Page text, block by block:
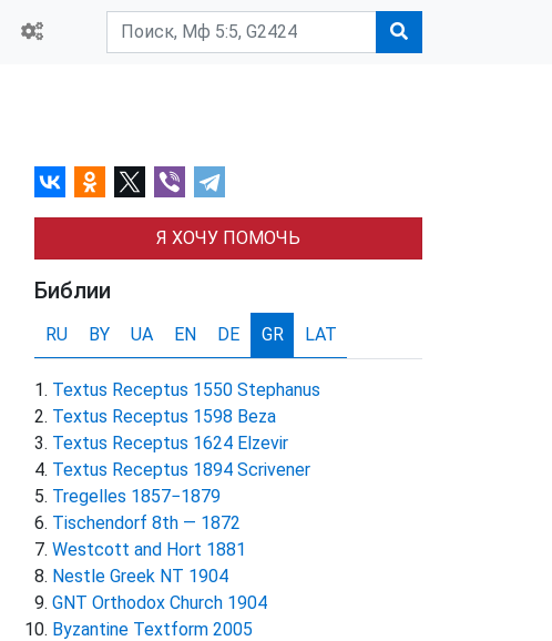
Я ХОЧУ ПОМОЧЬ
Библии
RU BY UA EN DE GR LAT
Textus Receptus 1550 Stephanus
Textus Receptus 1598 Beza
Textus Receptus 1624 Elzevir
Textus Receptus 1894 Scrivener
Tregelles 1857−1879
Tischendorf 8th — 1872
Westcott and Hort 1881
Nestle Greek NT 1904
GNT Orthodox Church 1904
Byzantine Textform 2005